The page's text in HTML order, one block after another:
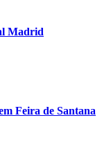
Madrid
Feira de Santana